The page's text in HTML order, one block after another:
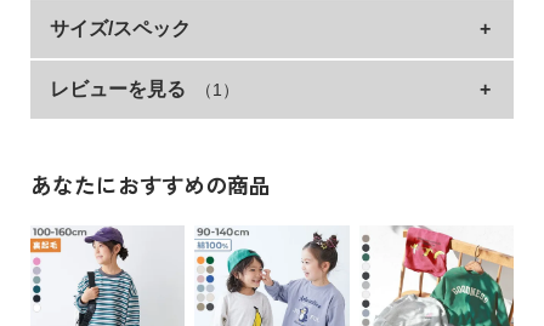
ド・
デ
ロ
ッ
ク
プリントTシャツとチュールビスチェがセットになった
アイテム。
着るだけでトレンド感のあるコーディネートが完成。
別々でも使えるので、着回しの幅が広がるのもポイントです。
■素材
綿100%なので吸汗性が良く、汗ばむ季節にも快適な着心地。
丈夫で型崩れしにくいため、ご家庭でのお洗濯にも適していま
サイズ/スペック
トップス 着丈
肩幅
130cm
50 45 41.5
43
140cm
54 48
46
レビューを見る （1）
あなたにおすすめの商品